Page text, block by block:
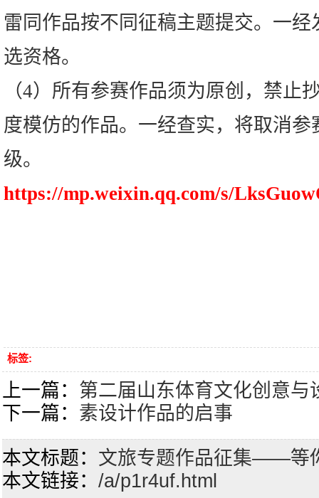
雷同作品按不同征稿主题提交。一
选资格。
（4）所有参赛作品须为原创，禁止
度模仿的作品。一经查实，将取消
级。
https://mp.weixin.qq.com/s/
标签:
上一篇： 第二届山东体育文化创意与
下一篇： 素设计作品的启事
本文标题： 文旅专题作品征集——等
本文链接： /a/p1r4uf.html